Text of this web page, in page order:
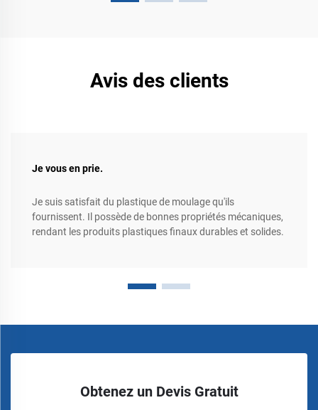
Avis des clients
Je vous en prie.
Je suis satisfait du plastique de moulage qu'ils
fournissent. Il possède de bonnes propriétés mécaniques,
rendant les produits plastiques finaux durables et solides.
Obtenez un Devis Gratuit